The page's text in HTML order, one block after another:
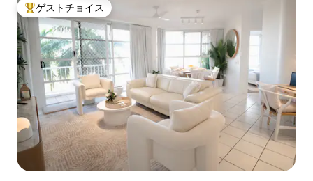
大好評のゲストチョイスです。
ゲストチョイス